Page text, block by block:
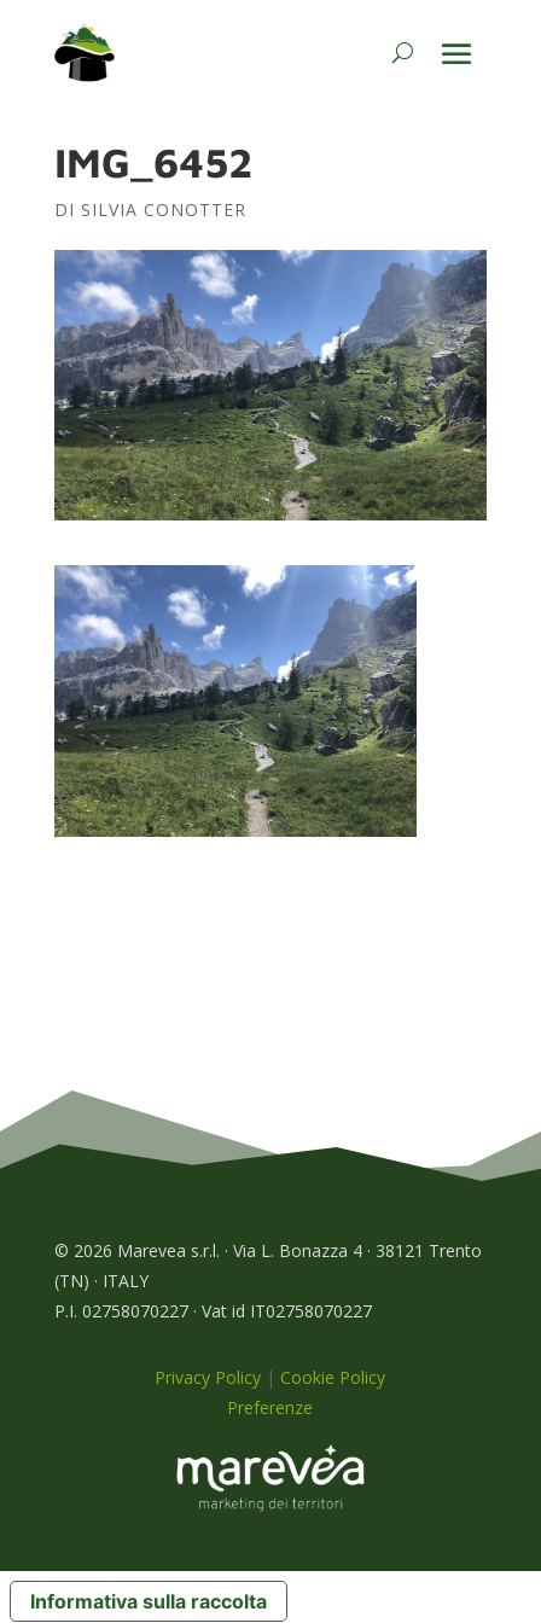
IMG_6452
DI SILVIA CONOTTER
© 2026 Marevea s.r.l. · Via L. Bonazza 4 · 38121 Trento
(TN) · ITALY
P.I. 02758070227 · Vat id IT02758070227
Privacy Policy | Cookie Policy
Preferenze
Informativa sulla raccolta